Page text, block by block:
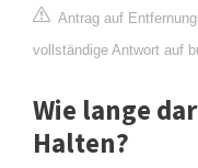
Antrag auf
vollständige Antwort auf
Wie lange
Halten?